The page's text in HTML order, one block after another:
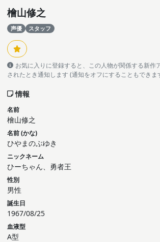
檜山修之
声優 スタッフ
お気に入りに登録すると、この人物が関係する新
されたとき通知します (通知をオフにすることもできま
情報
名前
檜山修之
名前 (かな)
ひやまのぶゆき
ニックネーム
ひーちゃん、勇者王
性別
男性
誕生日
1967/08/25
血液型
A型